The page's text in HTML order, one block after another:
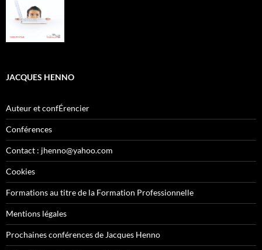
JACQUES HENNO
Auteur et confÉrencier
Conférences
Contact : jhenno@yahoo.com
Cookies
Formations au titre de la Formation Professionnelle
Mentions légales
Prochaines conférences de Jacques Henno